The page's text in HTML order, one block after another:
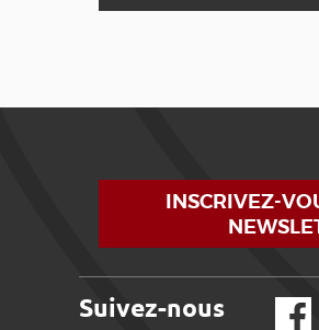
INSCRIVEZ-
Suivez-nous